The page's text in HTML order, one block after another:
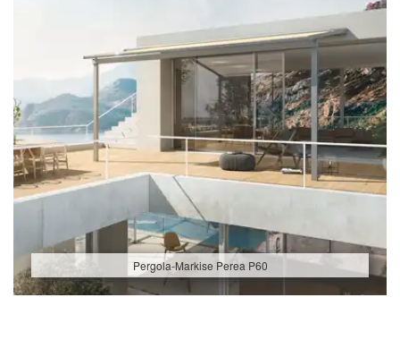
Pergola-Markise Perea P60